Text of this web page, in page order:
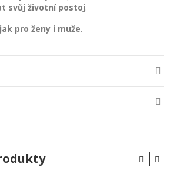
svůj životní postoj.
pro ženy i muže.